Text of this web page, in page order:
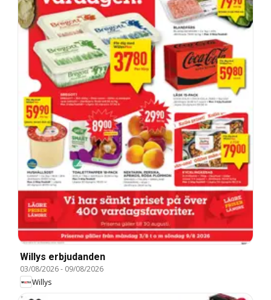
Willys erbjudanden
03/08/2026- 09/08/2026
Willys